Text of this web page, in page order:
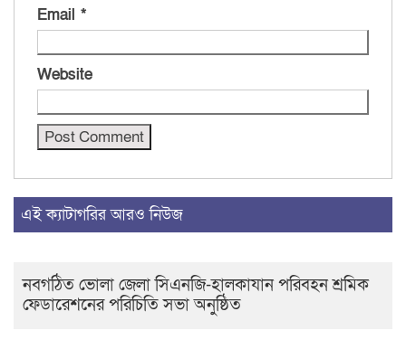
Email *
Website
এই ক্যাটাগরির আরও নিউজ
নবগঠিত ভোলা জেলা সিএনজি-হালকাযান পরিবহন শ্রমিক
ফেডারেশনের পরিচিতি সভা অনুষ্ঠিত